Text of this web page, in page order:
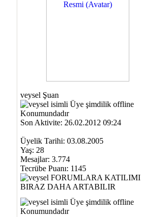
veysel Şuan
Son Aktivite: 26.02.2012 09:24
Üyelik Tarihi: 03.08.2005
Yaş: 28
Mesajlar: 3.774
Tecrübe Puanı: 1145